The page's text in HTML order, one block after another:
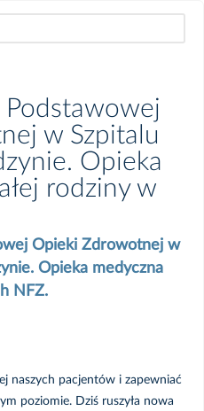
w Szpitalu
Opieka
rodziny w
Opieki Zdrowotnej w
Opieka medyczna
NFZ.
naszych pacjentów i zapewniać
poziomie. Dziś ruszyła nowa